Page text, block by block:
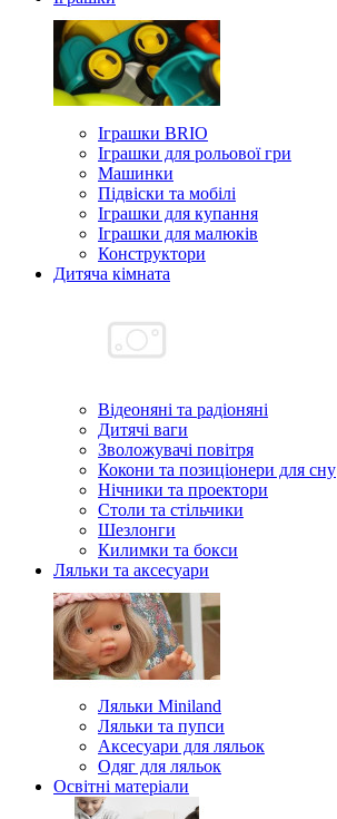
Іграшки BRIO
Іграшки для рольової гри
Машинки
Підвіски та мобілі
Іграшки для купання
Іграшки для малюків
Конструктори
Дитяча кімната
Відеоняні та радіоняні
Дитячі ваги
Зволожувачі повітря
Кокони та позиціонери для сну
Нічники та проектори
Столи та стільчики
Шезлонги
Килимки та бокси
Ляльки та аксесуари
Ляльки Miniland
Ляльки та пупси
Аксесуари для ляльок
Одяг для ляльок
Освітні матеріали